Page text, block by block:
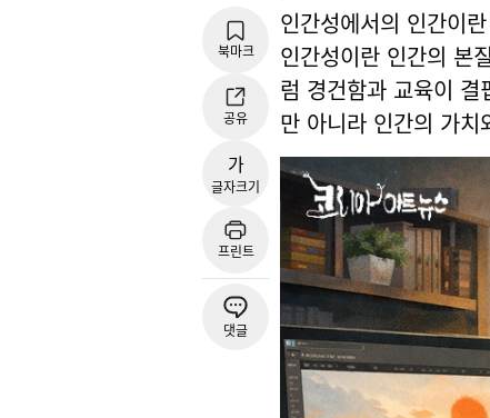
북마크
공유
가
글자크기
프린트
댓글
인간성에서의 인간이
인간성이란 인간의 본
럼 경건함과 교육이
만 아니라 인간의 가